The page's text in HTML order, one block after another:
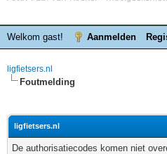
Welkom gast! Aanmelden
ligfietsers.nl
Foutmelding
ligfietsers.nl
De authorisatiecodes komen niet